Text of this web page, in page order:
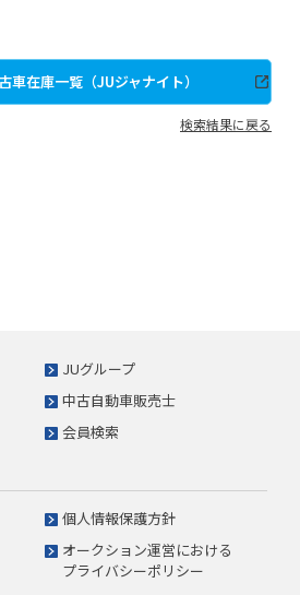
車在庫一覧（JUジャナイト）
検索結果に戻る
JUグループ
中古自動車販売士
会員検索
個人情報保護方針
オークション運営における
プライバシーポリシー